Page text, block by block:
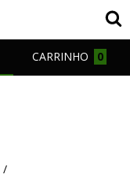
CARRINHO 0
/